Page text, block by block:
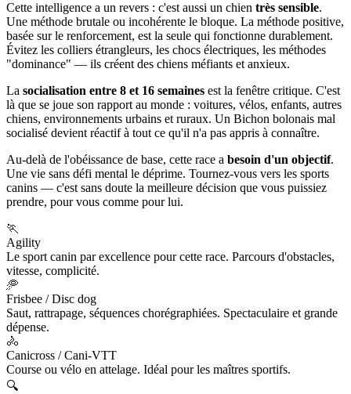
Cette intelligence a un revers : c'est aussi un chien très sensible.
Une méthode brutale ou incohérente le bloque. La méthode positive,
basée sur le renforcement, est la seule qui fonctionne durablement.
Évitez les colliers étrangleurs, les chocs électriques, les méthodes
"dominance" — ils créent des chiens méfiants et anxieux.
La socialisation entre 8 et 16 semaines est la fenêtre critique. C'est
là que se joue son rapport au monde : voitures, vélos, enfants, autres
chiens, environnements urbains et ruraux. Un Bichon bolonais mal
socialisé devient réactif à tout ce qu'il n'a pas appris à connaître.
Au-delà de l'obéissance de base, cette race a besoin d'un objectif.
Une vie sans défi mental le déprime. Tournez-vous vers les sports
canins — c'est sans doute la meilleure décision que vous puissiez
prendre, pour vous comme pour lui.
🏃
Agility
Le sport canin par excellence pour cette race. Parcours d'obstacles,
vitesse, complicité.
🥏
Frisbee / Disc dog
Saut, rattrapage, séquences chorégraphiées. Spectaculaire et grande
dépense.
🚴
Canicross / Cani-VTT
Course ou vélo en attelage. Idéal pour les maîtres sportifs.
🔍